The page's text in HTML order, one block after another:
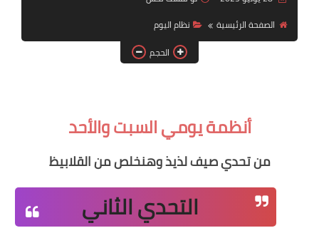
أنظمة شهر رمضان
وصفات الطعام
Diet plan
الصفحة الرئيسية
نظام اليوم
الحجم
أنظمة يومي السبت والأحد
من تحدي صيف لذيذ وهنخلص من القلابيظ
التحدي الثاني